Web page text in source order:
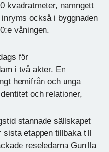
kvadratmeter, namngett
också i byggnaden
våningen.
för
i två akter. En
hemifrån och unga
och relationer,
stannade sällskapet
sista etappen tillbaka till
reseledarna Gunilla